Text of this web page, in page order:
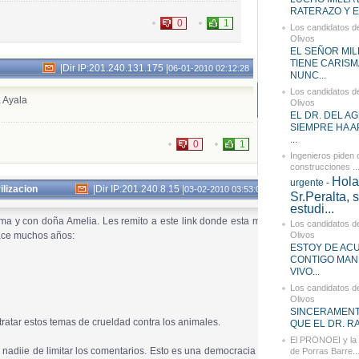
1
0
|Dir IP:201.240.131.175|06-01-2010 02:12:28
Ayala
1
0
|Dir IP:201.240.8.15|03-02-2010 03:53:01
y con doña Amelia. Les remito a este link donde esta mi
muchos años:
estos temas de crueldad contra los animales.
de limitar los comentarios. Esto es una democracia y
RATERAZO Y
Los candidatos
Olivos
EL SEÑOR
TIENE
NUNC...
Los candidatos
Olivos
EL DR. DEL
SIEMPRE HA
...
Ingenieros piden
construcciones ...
urgente - Hola
Sr.Peralta,
estudi...
Los candidatos
Olivos
ESTOY DE
CONTIGO
VIVO...
Los candidatos
Olivos
QUE EL DR.
El PRONOEI y la
de Porras Barre...